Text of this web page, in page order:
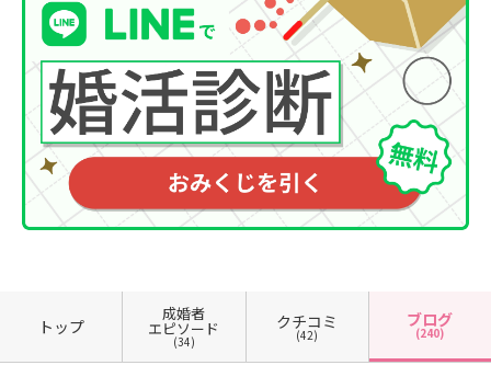
トップ
成婚者
エピソード
(34)
クチコミ
(42)
ブログ
(240)